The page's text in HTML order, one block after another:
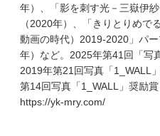
年）、「影を刺す光－三嶽伊
（2020年）、「きりとりめで
動画の時代）2019-2020」パ
年）など。2025年第41回「写
2019年第21回写真「1_WALL
第14回写真「1_WALL」奨励賞
https://yk-mry.com/